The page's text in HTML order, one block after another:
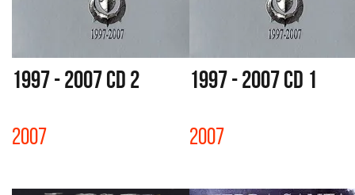
1997 - 2007 CD 2
2007
1997 - 2007 CD 1
2007